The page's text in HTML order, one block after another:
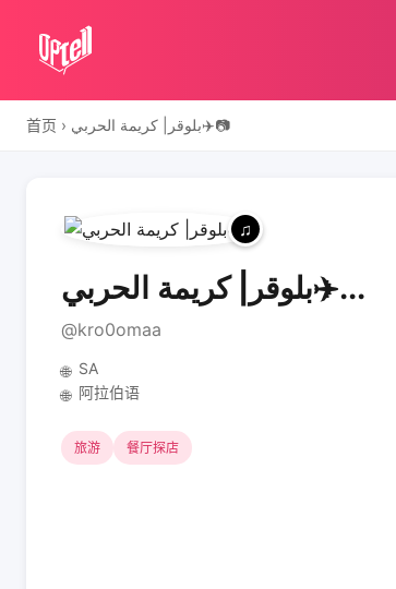
首页 › بلوقر| كريمة الحربي✈️📷
بلوقر| كريمة الحربي✈️...
@kro0omaa
🌐 SA
🌐 阿拉伯语
旅游 餐厅探店